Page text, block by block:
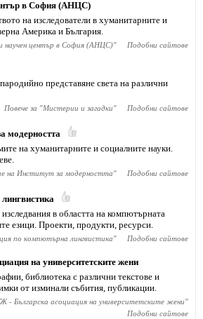
в София (АНЦС)
на изследователи в хуманитарните и
Америка и България.
научен център в София (АНЦС)" Подобни сайтове
представяне света на различни
Повече за "Мистерии и загадки" Подобни сайтове
модерността
на хуманитарните и социалните науки.
на Институт за модерността" Подобни сайтове
в областта на компютърната
езици. Проекти, продукти, ресурси.
по компютърна лингвистика" Подобни сайтове
на университетските жени
библиотека с различни текстове и
от изминали събития, публикации.
- Българска асоциация на университетските жени"
Подобни сайтове